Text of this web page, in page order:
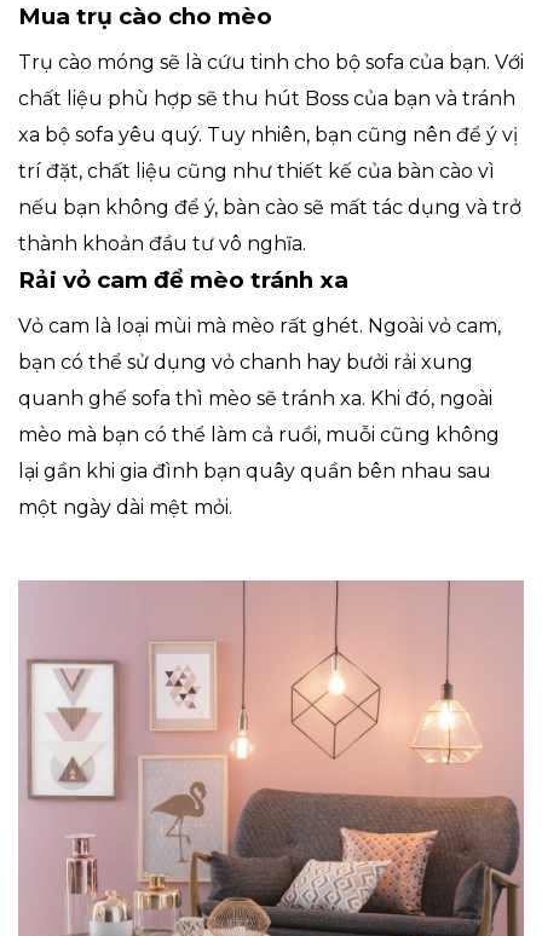
Mua trụ cào cho mèo
Trụ cào móng sẽ là cứu tinh cho bộ sofa của bạn. Với
chất liệu phù hợp sẽ thu hút Boss của bạn và tránh
xa bộ sofa yêu quý. Tuy nhiên, bạn cũng nên để ý vị
trí đặt, chất liệu cũng như thiết kế của bàn cào vì
nếu bạn không để ý, bàn cào sẽ mất tác dụng và trở
thành khoản đầu tư vô nghĩa.
Rải vỏ cam để mèo tránh xa
Vỏ cam là loại mùi mà mèo rất ghét. Ngoài vỏ cam,
bạn có thể sử dụng vỏ chanh hay bưởi rải xung
quanh ghế sofa thì mèo sẽ tránh xa. Khi đó, ngoài
mèo mà bạn có thể làm cả ruồi, muỗi cũng không
lại gần khi gia đình bạn quây quần bên nhau sau
một ngày dài mệt mỏi.